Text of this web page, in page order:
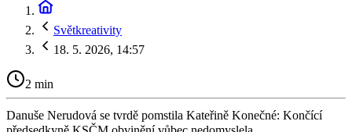
Světkreativity
18. 5. 2026, 14:57
2 min
Danuše Nerudová se tvrdě pomstila Kateřině Konečné: Končící